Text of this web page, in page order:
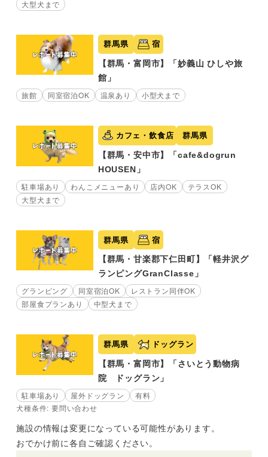
大型犬まで
群馬県 宿
【群馬・富岡市】「妙義山 ひしや旅
館」
旅館 同室宿泊OK 温泉あり 小型犬まで
カフェ・飲食店 群馬県
【群馬・安中市】「cafe&dogrun
HOUSEN」
駐車場あり わんこメニューあり 店内OK
テラスOK
大型犬まで
群馬県 宿
【群馬・甘楽郡下仁田町】「軽井沢グ
ランピングGranClasse」
グランピング 同室宿泊OK
レストラン同伴OK
部屋食プランあり
中型犬まで
群馬県 ドッグラン
【群馬・富岡市】「さいとう動物病
院 ドッグラン」
駐車場あり 屋外ドッグラン
有料
犬種条件: 要問い合わせ
施設の情報は変更になっている可能性があります。
おでかけ前に各自ご確認ください。